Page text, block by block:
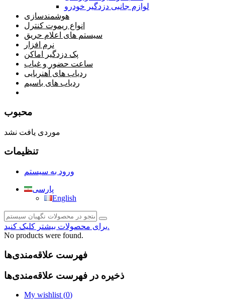
لوازم جانبی دزدگیر خودرو
هوشمندسازی
انواع ریموت کنترل
سیستم های اعلام حریق
نرم افزار
پک دزدگیر اماکن
ساعت حضور و غیاب
ردیاب های آهنربایی
ردیاب های باسیم
محبوب
موردی یافت نشد
تنظیمات
ورود به سیستم
پارسی
English
برای محصولات بیشتر کلیک کنید.
No products were found.
فهرست علاقه‌مندی‌ها
ذخیره در فهرست علاقه‌مندی‌ها
My wishlist (0)